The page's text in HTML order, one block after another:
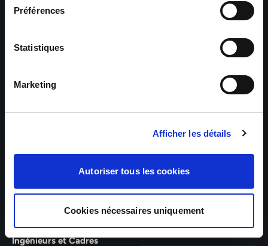
Préférences
Statistiques
Marketing
Afficher les détails
Autoriser tous les cookies
Cookies nécessaires uniquement
Maxiplan
Mulhouse – Industrie,
Logistique, Transport et
Bâtiment et Tertiaire
Logistique, Bâtiment et
Guebwiller – Industrie,
Experts Paris – Tertiaire,
Cadres
Experts Strasbourg –
Illkirch-Graffenstaden
Experts Saint-Louis –
Tertiaire, Techniciens,
Ingénieurs et Cadres
Tertiaire, Techniciens,
Ingénieurs et Cadres
Saint-Louis – Industrie,
Logistique, Service